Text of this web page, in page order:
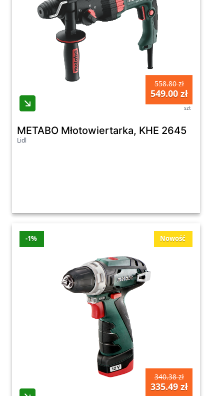
558.80 zł
549.00 zł
szt
METABO Młotowiertarka, KHE 2645
Lidl
Nowość
-1%
340.38 zł
335.49 zł